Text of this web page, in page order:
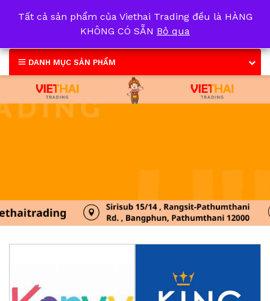
DANH MỤC SẢN PHẨM
Tất cả sản phẩm của Viethai Trading đều là HÀNG
KHÔNG CÓ SẴN Bỏ qua